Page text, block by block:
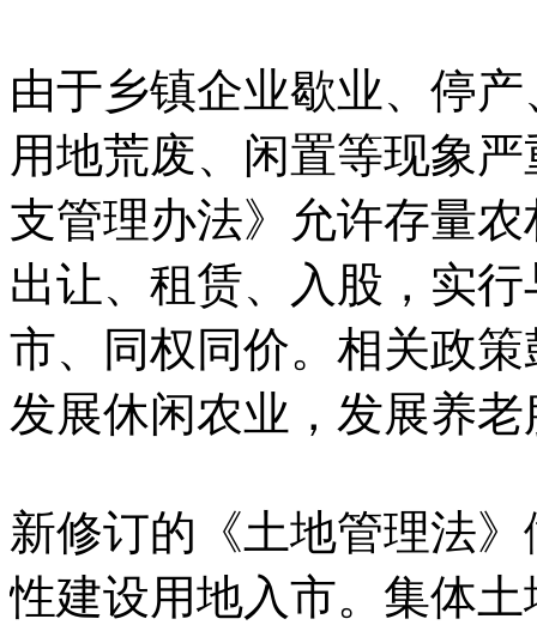
由于乡镇企业歇业、停
用地荒废、闲置等现象
支管理办法》允许存量
出让、租赁、入股，实
市、同权同价。相关政
发展休闲农业，发展养
新修订的《土地管理法
性建设用地入市。集体